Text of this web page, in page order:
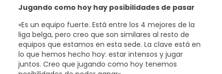
Jugando como hoy hay posibilidades de pasar
«Es un equipo fuerte. Está entre los 4 mejores de la
liga belga, pero creo que son similares al resto de
equipos que estamos en esta sede. La clave está en
lo que hemos hecho hoy: estar intensos y jugar
juntos. Creo que jugando como hoy tenemos